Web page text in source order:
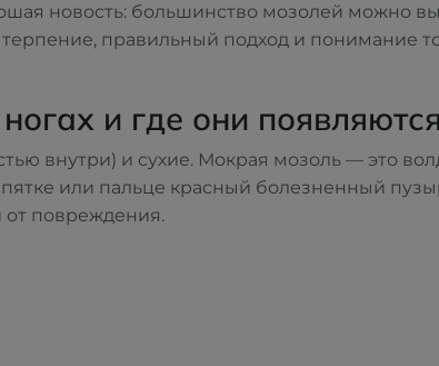
новость: большинство мозолей можно
правильный подход и понимание
и где они появляются
внутри) и сухие. Мокрая мозоль — это
или пальце красный болезненный
от повреждения.